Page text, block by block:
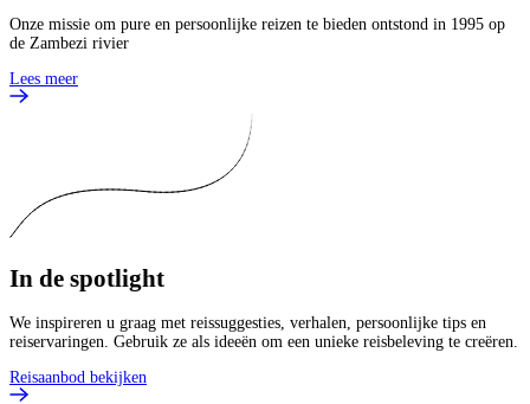
Onze missie om pure en persoonlijke reizen te bieden ontstond in 1995 op
de Zambezi rivier
Lees meer
In de spotlight
We inspireren u graag met reissuggesties, verhalen, persoonlijke tips en
reiservaringen. Gebruik ze als ideeën om een unieke reisbeleving te creëren.
Reisaanbod bekijken